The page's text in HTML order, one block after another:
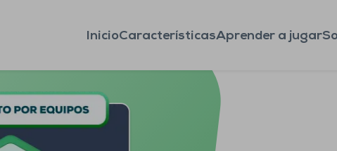
InicioCaracterísticasAprender a jugar
Campeonato por equipos